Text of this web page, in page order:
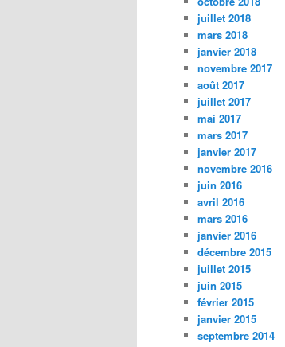
juillet 2018
mars 2018
janvier 2018
novembre 2017
août 2017
juillet 2017
mai 2017
mars 2017
janvier 2017
novembre 2016
juin 2016
avril 2016
mars 2016
janvier 2016
décembre 2015
juillet 2015
juin 2015
février 2015
janvier 2015
septembre 2014